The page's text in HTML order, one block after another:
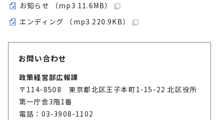
お知らせ （mp3 11.6MB）
エンディング （mp3 220.9KB）
お問い合わせ
政策経営部広報課
〒114-8508 東京都北区王子本町1-15-22 北区役所
第一庁舎3階1番
電話：03-3908-1102